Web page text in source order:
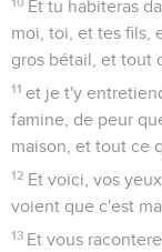
Et tu habiteras
moi, toi, et tes fils,
gros bétail, et tout
11 et je t'y
famine, de peur
maison, et tout ce
12 Et voici, vos
voient que c'est
13 Et vous